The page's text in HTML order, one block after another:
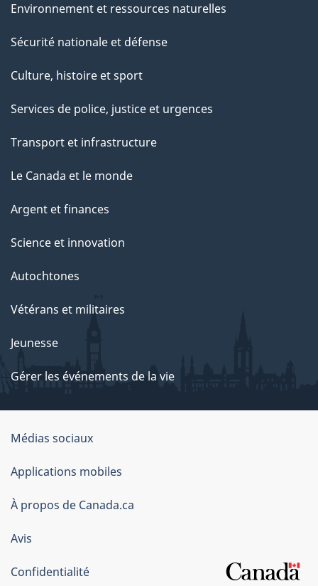
Environnement et ressources naturelles
Sécurité nationale et défense
Culture, histoire et sport
Services de police, justice et urgences
Transport et infrastructure
Le Canada et le monde
Argent et finances
Science et innovation
Autochtones
Vétérans et militaires
Jeunesse
Gérer les événements de la vie
Organisation
du
gouvernement
du
Canada
Médias sociaux
Applications mobiles
À propos de Canada.ca
Avis
Confidentialité